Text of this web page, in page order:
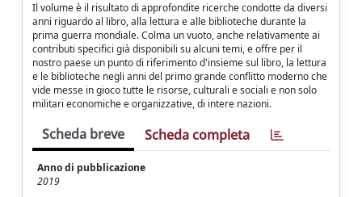
Il volume è il risultato di approfondite ricerche condotte da diversi
anni riguardo al libro, alla lettura e alle biblioteche durante la
prima guerra mondiale. Colma un vuoto, anche relativamente ai
contributi specifici già disponibili su alcuni temi, e offre per il
nostro paese un punto di riferimento d'insieme sul libro, la lettura
e le biblioteche negli anni del primo grande conflitto moderno che
vide messe in gioco tutte le risorse, culturali e sociali e non solo
militari economiche e organizzative, di intere nazioni.
Scheda breve Scheda completa
Anno di pubblicazione
2019